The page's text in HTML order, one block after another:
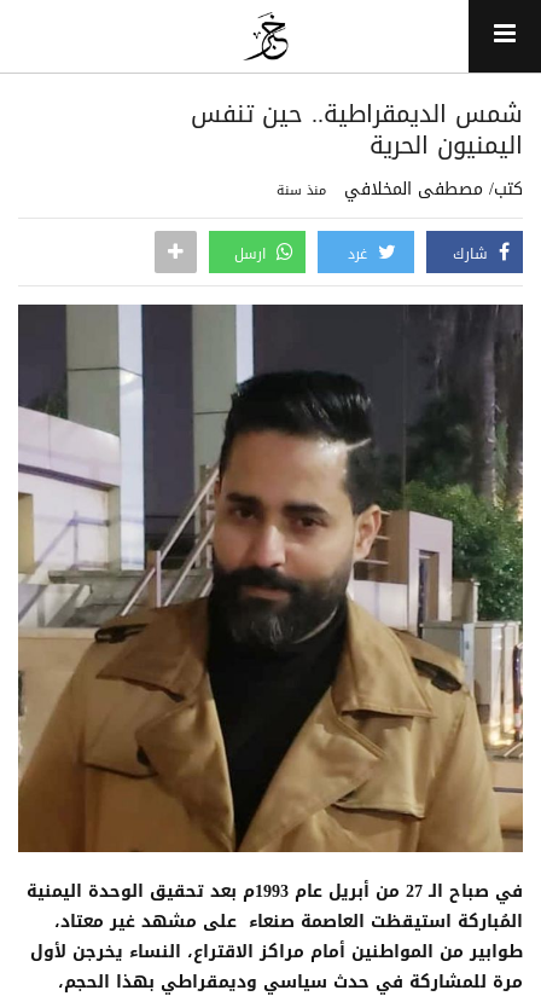
شمس الديمقراطية.. حين تنفس
اليمنيون الحرية
كتب/ مصطفى المخلافي منذ سنة
شارك غرد ارسل
في صباح الـ 27 من أبريل عام 1993م بعد تحقيق الوحدة اليمنية
المُباركة استيقظت العاصمة صنعاء على مشهد غير معتاد،
طوابير من المواطنين أمام مراكز الاقتراع، النساء يخرجن لأول
مرة للمشاركة في حدث سياسي وديمقراطي بهذا الحجم،